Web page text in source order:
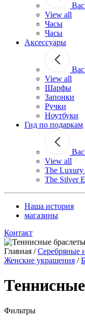
View all
Часы
Часы
Аксессуары
View all
Шарфы
Запонки
Ручки
Ноутбуки
Гид по подаркам
View all
The Luxury
The Silver
Наша история
магазины
Контакт
Главная /Серебряные
Женские украшения /
Фильтры